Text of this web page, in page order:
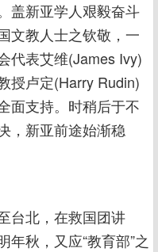
盖新亚学人艰毅奋斗
文教人士之钦敬，一
代表艾维(James Ivy)
授卢定(Harry Rudin)
面支持。时稍后于不
，新亚前途始渐稳
台北，在救国团讲
秋，又应“教育部”之